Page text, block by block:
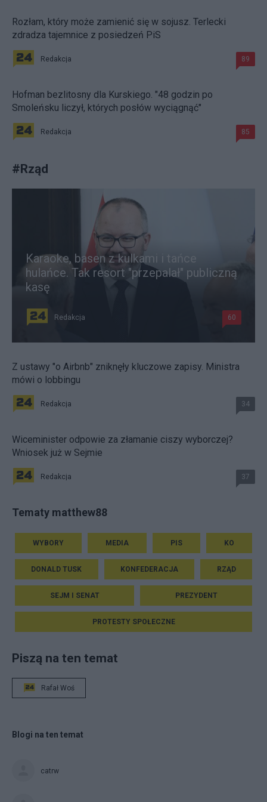
Rozłam, który może zamienić się w sojusz. Terlecki
zdradza tajemnice z posiedzeń PiS
Redakcja 89
Hofman bezlitosny dla Kurskiego. "48 godzin po
Smoleńsku liczył, których posłów wyciągnąć"
Redakcja 85
#Rząd
Karaoke, basen z kulkami i tańce
hulańce. Tak resort "przepalał" publiczną
kasę
Redakcja 60
Z ustawy "o Airbnb" zniknęły kluczowe zapisy. Ministra
mówi o lobbingu
Redakcja 34
Wiceminister odpowie za złamanie ciszy wyborczej?
Wniosek już w Sejmie
Redakcja 37
Tematy matthew88
WYBORY MEDIA PIS KO
DONALD TUSK KONFEDERACJA RZĄD
SEJM I SENAT PREZYDENT
PROTESTY SPOŁECZNE
Piszą na ten temat
Rafał Woś
Blogi na ten temat
catrw